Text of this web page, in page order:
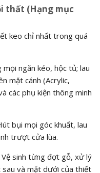
thất (Hạng mục
keo chỉ nhất trong quá
ngăn kéo, hộc tủ; lau
mặt cánh (Acrylic,
các phụ kiện thông minh
bụi mọi góc khuất, lau
trượt cửa lùa.
sinh từng đợt gỗ, xử lý
và mặt dưới của thiết